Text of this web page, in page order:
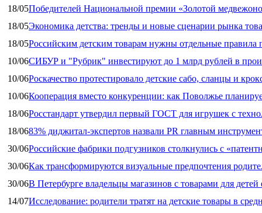
18/05Победителей Национальной премии «Золотой
18/05Экономика детства: тренды и новые сценарии рынка
18/05Российским детским товарам нужны отдельные правила
10/06СИБУР и "Рубрик" инвестируют до 1 млрд рублей в
10/06Роскачество протестировало детские сабо, сланцы и
10/06Кооперация вместо конкуренции: как Поволжье
18/06Росстандарт утвердил первый ГОСТ для игрушек с
18/0683% диджитал‑экспертов назвали PR главным
30/06Российские фабрики подгузников столкнулись с
30/06Как трансформируются визуальные предпочтения
30/06В Петербурге владельцы магазинов с товарами для
14/07Исследование: родители тратят на детские товары в